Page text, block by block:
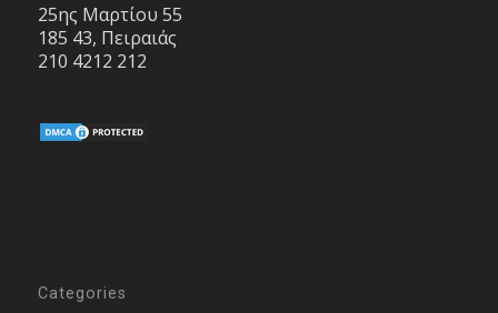
25ης Μαρτίου 55
185 43, Πειραιάς
210 4212 212
Categories